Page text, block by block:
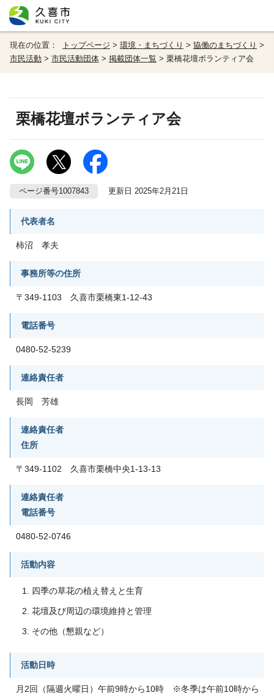
現在の位置： トップページ > 環境・まちづくり > 協働のまちづくり >
市民活動 > 市民活動団体 > 掲載団体一覧 > 栗橋花壇ボランティア会
栗橋花壇ボランティア会
ページ番号1007843 更新日 2025年2月21日
代表者名
柿沼 孝夫
事務所等の住所
〒349-1103 久喜市栗橋東1-12-43
電話番号
0480-52-5239
連絡責任者
長岡 芳雄
連絡責任者
住所
〒349-1102 久喜市栗橋中央1-13-13
連絡責任者
電話番号
0480-52-0746
活動内容
四季の草花の植え替えと生育
花壇及び周辺の環境維持と管理
その他（懇親など）
活動日時
月2回（隔週火曜日）午前9時から10時 ※冬季は午前10時から